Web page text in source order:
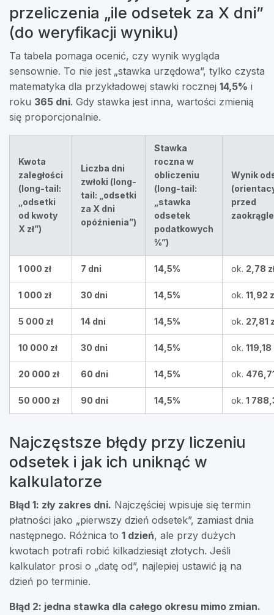
przeliczenia „ile odsetek za X dni”
(do weryfikacji wyniku)
Ta tabela pomaga ocenić, czy wynik wygląda
sensownie. To nie jest „stawka urzędowa”, tylko czysta
matematyka dla przykładowej stawki rocznej 14,5% i
roku 365 dni. Gdy stawka jest inna, wartości zmienią
się proporcjonalnie.
Kwota
zaległości
(long-tail:
„odsetki
od kwoty
X zł”)
Liczba dni
zwłoki (long-
tail: „odsetki
za X dni
opóźnienia”)
Stawka
roczna w
obliczeniu
(long-tail:
„stawka
odsetek
podatkowych
%”)
Wynik
przed
1 000 zł 7 dni 14,5% ok. 2,78
1 000 zł 30 dni 14,5% ok. 11,92
5 000 zł 14 dni 14,5% ok. 27,81
10 000 zł 30 dni 14,5% ok. 119,18
20 000 zł 60 dni 14,5% ok.
50 000 zł 90 dni 14,5% ok. 1
Najczęstsze błędy przy liczeniu
odsetek i jak ich uniknąć w
kalkulatorze
Błąd 1: zły zakres dni. Najczęściej wpisuje się termin
płatności jako „pierwszy dzień odsetek”, zamiast dnia
następnego. Różnica to 1 dzień, ale przy dużych
kwotach potrafi robić kilkadziesiąt złotych. Jeśli
kalkulator prosi o „datę od”, najlepiej ustawić ją na
dzień po terminie.
Błąd 2: jedna stawka dla całego okresu mimo zmian.